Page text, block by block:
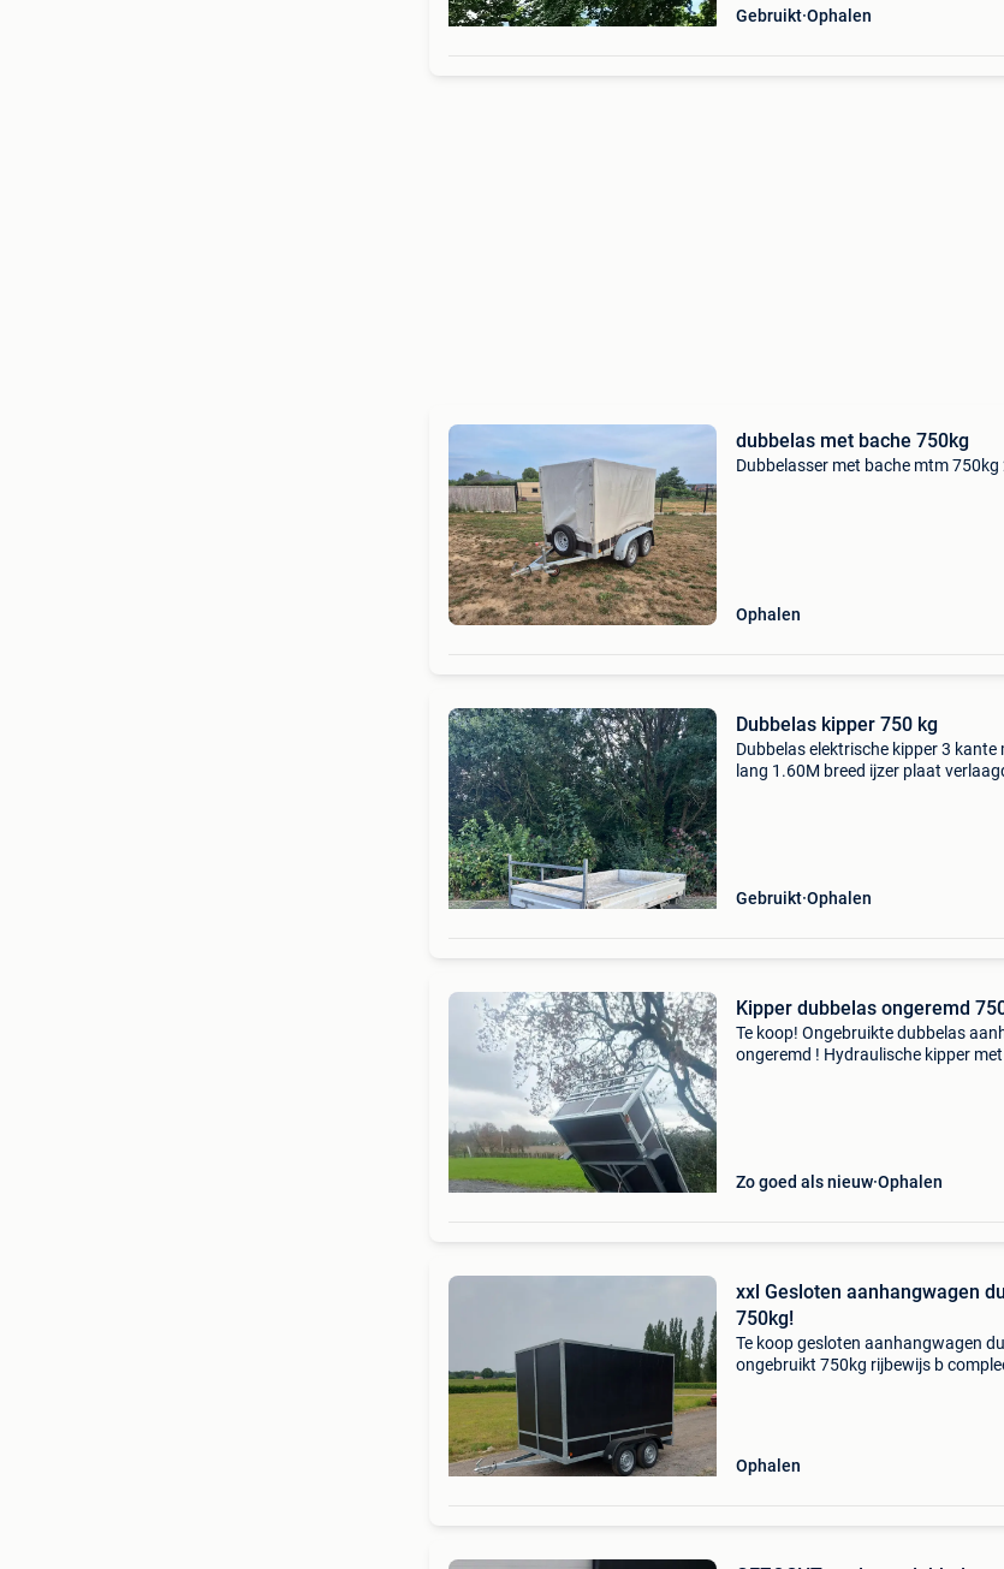
Gebruikt Ophalen
dubbelas met bache 750kg
Dubbelasser met bache mtm
Ophalen
Dubbelas kipper 750 kg
Dubbelas elektrische kipper 3 kante
lang 1.60M breed ijzer plaat
Gebruikt Ophalen
Kipper dubbelas ongeremd
Te koop! Ongebruikte dubbelas
ongeremd ! Hydraulische kipper
Zo goed als nieuw Ophalen
xxl Gesloten aanhangwagen
750kg!
Te koop gesloten aanhangwagen
ongebruikt 750kg rijbewijs b
Ophalen